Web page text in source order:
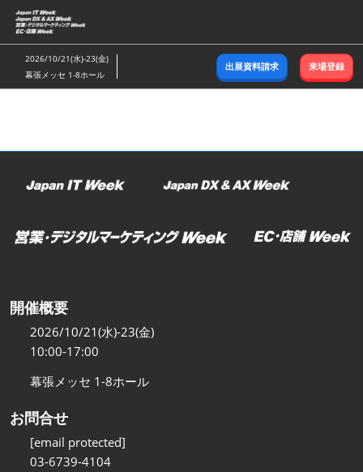
ス
キ
ッ
し
む
2026/10/21(水)-23(金)
幕張メッセ 1-8ホール
出展資料請求 来場登録
開催概要
2026/10/21(水)-23(金)
10:00-17:00
幕張メッセ 1-8ホール
お問合せ
[email protected]
03-6739-4104